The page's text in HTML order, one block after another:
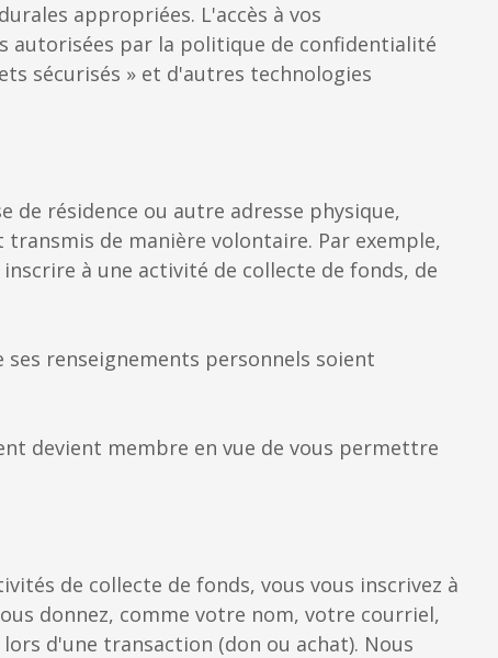
appropriées. L'accès à vos
autorisées par la politique de confidentialité
sécurisés » et d'autres technologies
de résidence ou autre adresse physique,
de manière volontaire. Par exemple,
à une activité de collecte de fonds, de
renseignements personnels soient
devient membre en vue de vous permettre
de collecte de fonds, vous vous inscrivez à
donnez, comme votre nom, votre courriel,
d'une transaction (don ou achat). Nous